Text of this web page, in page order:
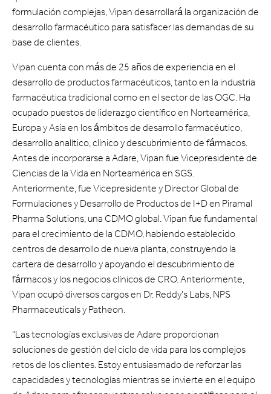
formulación complejas, Vipan desarrollará la organización de
desarrollo farmacéutico para satisfacer las demandas de su
base de clientes.
Vipan cuenta con más de 25 años de experiencia en el
desarrollo de productos farmacéuticos, tanto en la industria
farmacéutica tradicional como en el sector de las OGC. Ha
ocupado puestos de liderazgo científico en Norteamérica,
Europa y Asia en los ámbitos de desarrollo farmacéutico,
desarrollo analítico, clínico y descubrimiento de fármacos.
Antes de incorporarse a Adare, Vipan fue Vicepresidente de
Ciencias de la Vida en Norteamérica en SGS.
Anteriormente, fue Vicepresidente y Director Global de
Formulaciones y Desarrollo de Productos de I+D en Piramal
Pharma Solutions, una CDMO global. Vipan fue fundamental
para el crecimiento de la CDMO, habiendo establecido
centros de desarrollo de nueva planta, construyendo la
cartera de desarrollo y apoyando el descubrimiento de
fármacos y los negocios clínicos de CRO. Anteriormente,
Vipan ocupó diversos cargos en Dr. Reddy's Labs, NPS
Pharmaceuticals y Patheon.
"Las tecnologías exclusivas de Adare proporcionan
soluciones de gestión del ciclo de vida para los complejos
retos de los clientes. Estoy entusiasmado de reforzar las
capacidades y tecnologías mientras se invierte en el equipo